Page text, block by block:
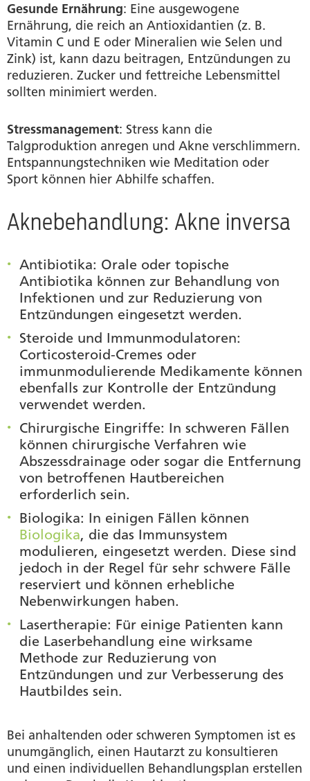
Gesunde Ernährung: Eine ausgewogene
Ernährung, die reich an Antioxidantien (z. B.
Vitamin C und E oder Mineralien wie Selen und
Zink) ist, kann dazu beitragen, Entzündungen zu
reduzieren. Zucker und fettreiche Lebensmittel
sollten minimiert werden.
Stressmanagement: Stress kann die
Talgproduktion anregen und Akne verschlimmern.
Entspannungstechniken wie Meditation oder
Sport können hier Abhilfe schaffen.
Aknebehandlung: Akne inversa
Antibiotika: Orale oder topische
Antibiotika können zur Behandlung von
Infektionen und zur Reduzierung von
Entzündungen eingesetzt werden.
Steroide und Immunmodulatoren:
Corticosteroid-Cremes oder
immunmodulierende Medikamente können
ebenfalls zur Kontrolle der Entzündung
verwendet werden.
Chirurgische Eingriffe: In schweren Fällen
können chirurgische Verfahren wie
Abszessdrainage oder sogar die Entfernung
von betroffenen Hautbereichen
erforderlich sein.
Biologika: In einigen Fällen können
Biologika, die das Immunsystem
modulieren, eingesetzt werden. Diese sind
jedoch in der Regel für sehr schwere Fälle
reserviert und können erhebliche
Nebenwirkungen haben.
Lasertherapie: Für einige Patienten kann
die Laserbehandlung eine wirksame
Methode zur Reduzierung von
Entzündungen und zur Verbesserung des
Hautbildes sein.
Bei anhaltenden oder schweren Symptomen ist es
unumgänglich, einen Hautarzt zu konsultieren
und einen individuellen Behandlungsplan erstellen